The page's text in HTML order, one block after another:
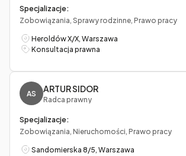
Specjalizacje:
Zobowiązania, Sprawy rodzinne, Prawo pracy
Heroldów X/X, Warszawa
Konsultacja prawna
AS ARTUR SIDOR
Radca prawny
Specjalizacje:
Zobowiązania, Nieruchomości, Prawo pracy
Sandomierska 8/5, Warszawa